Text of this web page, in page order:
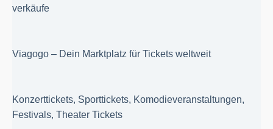
verkäufe
Viagogo – Dein Marktplatz für Tickets weltweit
Konzerttickets, Sporttickets, Komodieveranstaltungen,
Festivals, Theater Tickets